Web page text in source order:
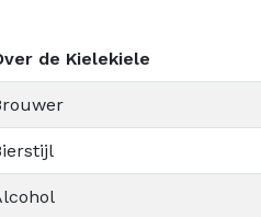
de Kielekiele